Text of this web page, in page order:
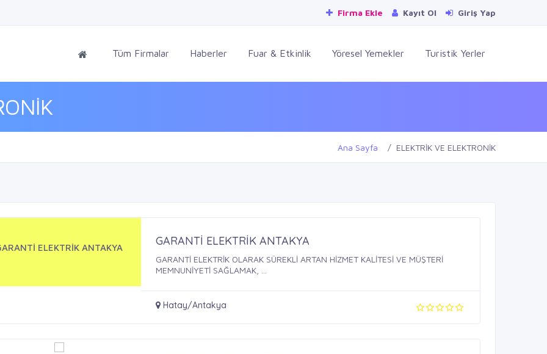
Firma Ekle Kayıt Ol Giriş Yap
Tüm Firmalar Haberler Fuar & Etkinlik Yöresel Yemekler Turistik Yerler
Ana Sayfa ELEKTRİK VE ELEKTRONİK
ELEKTRİK ANTAKYA GARANTİ ELEKTRİK ANTAKYA
GARANTİ ELEKTRİK OLARAK SÜREKLİ ARTAN HİZMET KALİTESİ VE MÜŞTERİ
MEMNUNİYETİ SAĞLAMAK, ...
Hatay/Antakya